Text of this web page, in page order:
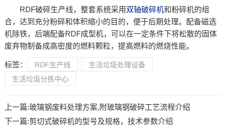
RDF破碎生产线，整套系统采用双轴破碎机和粉碎机的组
合，达到充分粉碎和体积缩小的目的，便于后期处理。配备磁选
机除铁，后端配备RDF成型机，可以在一定条件下将松散的固体
废弃物制备成高密度的燃料颗粒，提高燃料的燃烧性能。
标签： RDF生产线
生活垃圾处理设备
生活垃圾分拣中心
上一篇:玻璃钢废料处理方案,附玻璃钢破碎工艺流程介绍
下一篇:剪切式破碎机的型号及规格，技术参数介绍